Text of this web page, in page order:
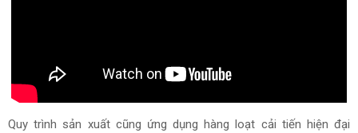
Quy trình sản xuất cũng ứng dụng hàng loạt cải tiến hiện đại